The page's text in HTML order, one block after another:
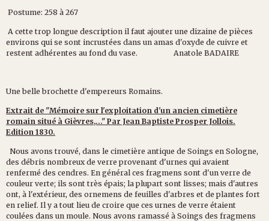
Postume: 258 à 267
A cette trop longue description il faut ajouter une dizaine de pièces
environs qui se sont incrustées dans un amas d'oxyde de cuivre et
restent adhérentes au fond du vase. Anatole BADAIRE
Une belle brochette d'empereurs Romains.
Extrait de "Mémoire sur l'exploitation d'un ancien cimetière
romain situé à Gièvres,..." Par Jean Baptiste Prosper Jollois.
Edition 1830.
Nous avons trouvé, dans le cimetière antique de Soings en Sologne,
des débris nombreux de verre provenant d'urnes qui avaient
renfermé des cendres. En général ces fragmens sont d'un verre de
couleur verte; ils sont très épais; la plupart sont lisses; mais d'autres
ont, à l'extérieur, des ornemens de feuilles d'arbres et de plantes fort
en relief. Il y a tout lieu de croire que ces urnes de verre étaient
coulées dans un moule. Nous avons ramassé à Soings des fragmens